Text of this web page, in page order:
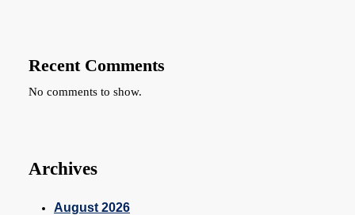
Recent Comments
No comments to show.
Archives
August 2026